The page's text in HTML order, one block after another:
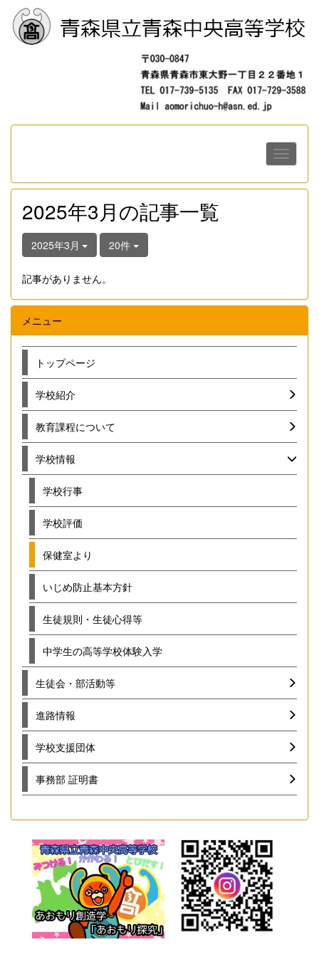
2025年3月の記事一覧
2025年3月 20件
記事がありません。
メニュー
トップページ
学校紹介
教育課程について
学校情報
学校行事
学校評価
保健室より
いじめ防止基本方針
生徒規則・生徒心得等
中学生の高等学校体験入学
生徒会・部活動等
進路情報
学校支援団体
事務部 証明書